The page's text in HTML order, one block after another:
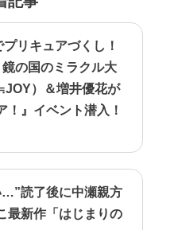
リキュアづくし！
の国のミラクル大
）＆増井優花が
！』イベント潜入！
読了後に中瀬親方
最新作「はじまりの